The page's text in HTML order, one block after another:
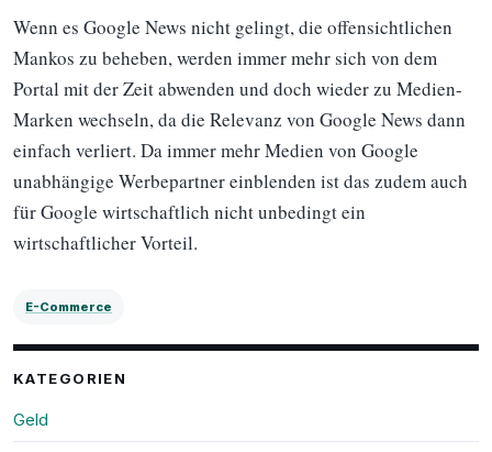
Wenn es Google News nicht gelingt, die offensichtlichen
Mankos zu beheben, werden immer mehr sich von dem
Portal mit der Zeit abwenden und doch wieder zu Medien-
Marken wechseln, da die Relevanz von Google News dann
einfach verliert. Da immer mehr Medien von Google
unabhängige Werbepartner einblenden ist das zudem auch
für Google wirtschaftlich nicht unbedingt ein
wirtschaftlicher Vorteil.
E-Commerce
KATEGORIEN
Geld